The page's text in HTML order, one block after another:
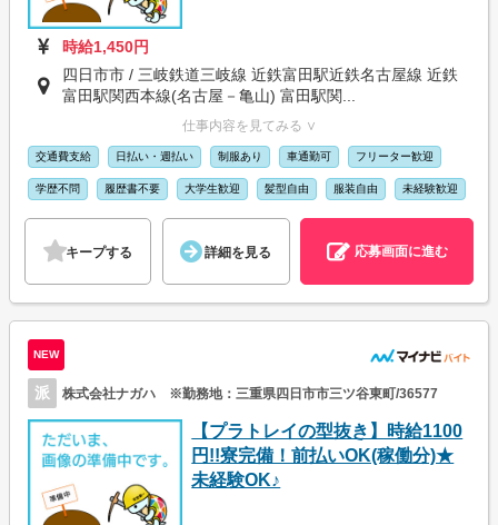
時給1,450円
四日市市 / 三岐鉄道三岐線 近鉄富田駅近鉄名古屋線 近鉄
富田駅関西本線(名古屋－亀山) 富田駅関...
仕事内容を見てみる ∨
交通費支給 日払い・週払い 制服あり 車通勤可 フリーター歓迎
学歴不問 履歴書不要 大学生歓迎 髪型自由 服装自由 未経験歓迎
キープする 詳細を見る 応募画面に進む
NEW
派 株式会社ナガハ ※勤務地：三重県四日市市三ツ谷東町/36577
【プラトレイの型抜き】時給1100
円!!寮完備！前払いOK(稼働分)★
未経験OK♪